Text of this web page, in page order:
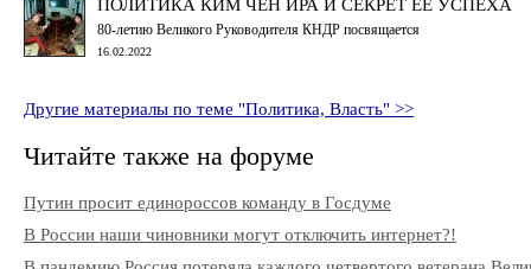
ПОЛИТИКА КИМ ЧЕН ИРА И СЕКРЕТ ЕЕ УСПЕХА
80-летию Великого Руководителя КНДР посвящается
16.02.2022
Другие материалы по теме "Политика, Власть" >>
Читайте также на форуме
Путин просит единороссов команду в Госдуме
В России наши чиновники могут отключить интернет?!